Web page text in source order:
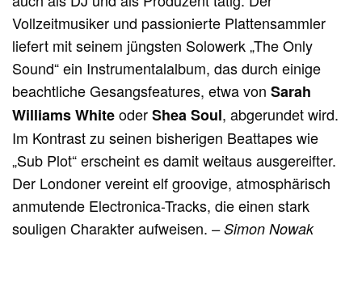
Vollzeitmusiker und passionierte Plattensammler
liefert mit seinem jüngsten Solowerk „The Only
Sound“ ein Instrumentalalbum, das durch einige
beachtliche Gesangsfeatures, etwa vonSarah
Williams WhiteoderShea Soul, abgerundet wird.
Im Kontrast zu seinen bisherigen Beattapes wie
„Sub Plot“ erscheint es damit weitaus ausgereifter.
Der Londoner vereint elf groovige, atmosphärisch
anmutende Electronica-Tracks, die einen stark
souligen Charakter aufweisen.– Simon Nowak